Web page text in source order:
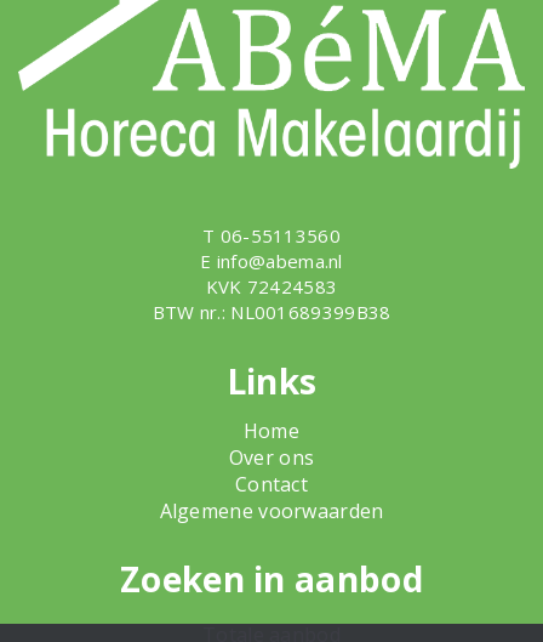
T 06-55113560
E info@abema.nl
KVK 72424583
BTW nr.: NL001689399B38
Links
Home
Over ons
Contact
Algemene voorwaarden
Zoeken in aanbod